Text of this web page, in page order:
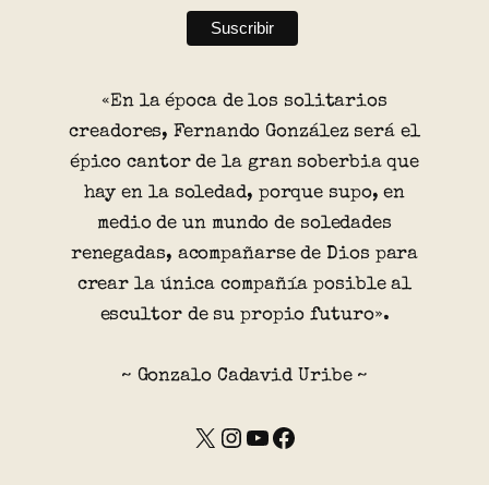
«En la época de los solitarios
creadores, Fernando González será el
épico cantor de la gran soberbia que
hay en la soledad, porque supo, en
medio de un mundo de soledades
renegadas, acompañarse de Dios para
crear la única compañía posible al
escultor de su propio futuro».
~ Gonzalo Cadavid Uribe ~
X Instagram YouTube Facebook